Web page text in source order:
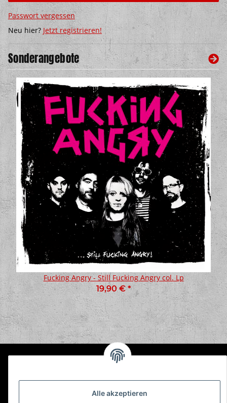
Passwort vergessen
Neu hier? Jetzt registrieren!
Sonderangebote
Fucking Angry - Still Fucking Angry col. Lp
19,90 €*
Gesetzliche InformationenAlle akzeptieren